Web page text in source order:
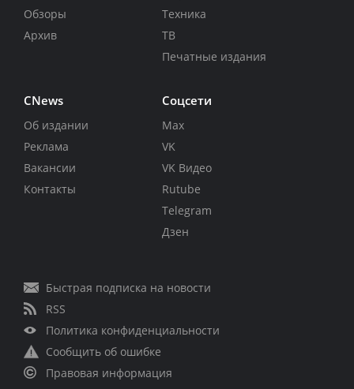
Обзоры
Архив
Техника
ТВ
Печатные издания
CNews
Об издании
Реклама
Вакансии
Контакты
Соцсети
Max
VK
VK Видео
Rutube
Telegram
Дзен
Быстрая подписка на новости
RSS
Политика конфиденциальности
Сообщить об ошибке
Правовая информация